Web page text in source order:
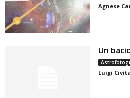
Agnese
Un
Luigi